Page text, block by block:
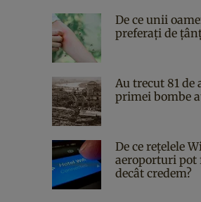
De ce unii
preferați de
Au trecut 81 de
primei bombe
De ce rețelele
aeroporturi pot
decât credem?